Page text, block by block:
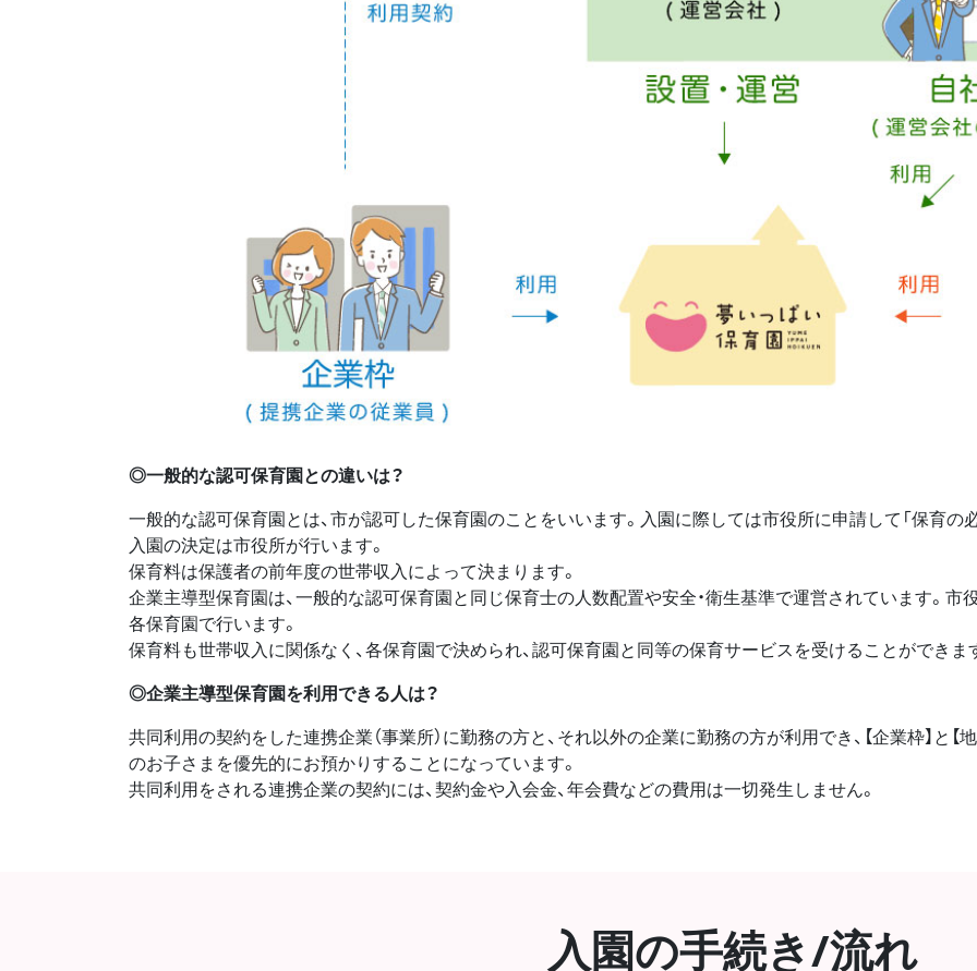
◎一般的な認可保育園との違いは？
一般的な認可保育園とは、市が認可した保育園のことをいいます。入園に際しては市役所に申請して「保育の
入園の決定は市役所が行います。
保育料は保護者の前年度の世帯収入によって決まります。
企業主導型保育園は、一般的な認可保育園と同じ保育士の人数配置や安全・衛生基準で運営されています。市
各保育園で行います。
保育料も世帯収入に関係なく、各保育園で決められ、認可保育園と同等の保育サービスを受けることができま
◎企業主導型保育園を利用できる人は？
共同利用の契約をした連携企業（事業所）に勤務の方と、それ以外の企業に勤務の方が利用でき、【企業枠】と【
のお子さまを優先的にお預かりすることになっています。
共同利用をされる連携企業の契約には、契約金や入会金、年会費などの費用は一切発生しません。
入園の手続き/流れ